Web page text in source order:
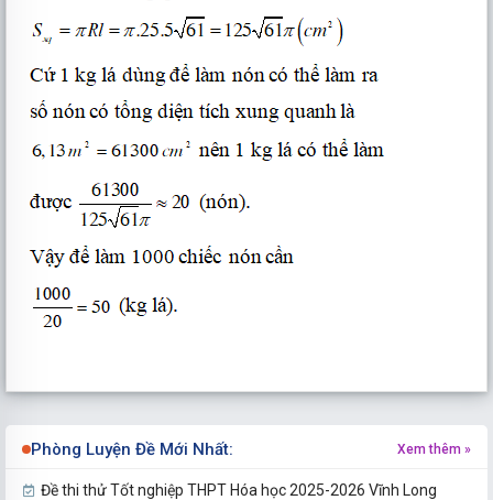
Phòng Luyện Đề Mới Nhất: Xem thêm »
Đề thi thử Tốt nghiệp THPT Hóa học 2025-2026 Vĩnh Long